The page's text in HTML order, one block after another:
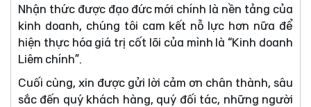
Nhận thức được đạo đức mới chính là nền tảng của
kinh doanh, chúng tôi cam kết nỗ lực hơn nữa để
hiện thực hóa giá trị cốt lõi của mình là “Kinh doanh
Liêm chính”.
Cuối cùng, xin được gửi lời cảm ơn chân thành, sâu
sắc đến quý khách hàng, quý đối tác, những người